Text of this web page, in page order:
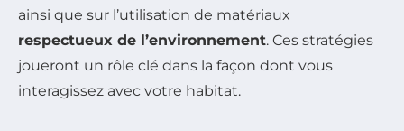
ainsi que sur l’utilisation de matériaux
respectueux de l’environnement. Ces stratégies
joueront un rôle clé dans la façon dont vous
interagissez avec votre habitat.